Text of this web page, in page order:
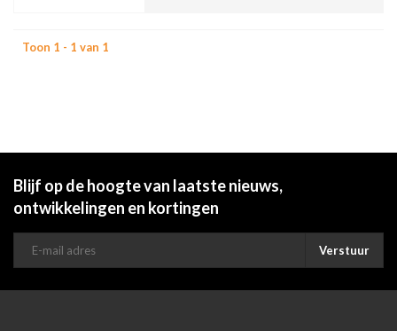
Toon 1 - 1 van 1
Blijf op de hoogte van laatste nieuws,
ontwikkelingen en kortingen
Verstuur